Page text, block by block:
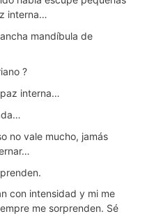
interna…
mandíbula de
?
interna…
no vale mucho, jamás
con intensidad y mi me
me sorprenden. Sé